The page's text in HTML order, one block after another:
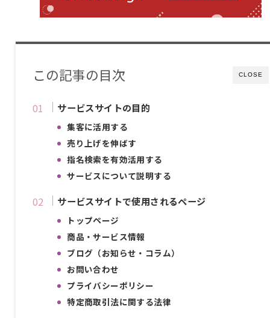
CLOSE
この記事の目次
サービスサイトの目的
集客に活用する
売り上げを伸ばす
指名検索を有効活用する
サービスについて説明する
サービスサイトで使用されるページ
トップページ
商品・サービス情報
ブログ（お知らせ・コラム）
お問い合わせ
プライバシーポリシー
特定商取引法に関する法律